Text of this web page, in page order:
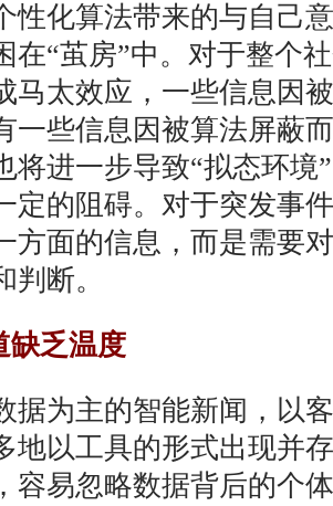
性化算法带来的与自己
在“茧房”中。对于整个
马太效应，一些信息因
一些信息因被算法屏蔽
将进一步导致“拟态环境
定的阻碍。对于突发事
方面的信息，而是需要
判断。
乏温度
为主的智能新闻，以客
地以工具的形式出现并
容易忽略数据背后的个